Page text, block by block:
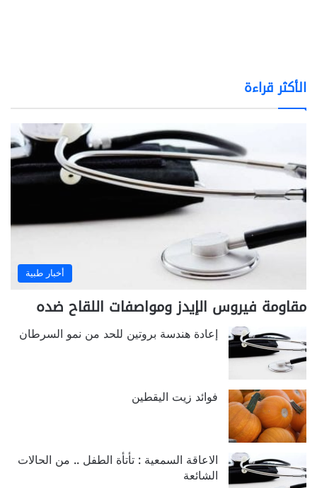
الأكثر قراءة
أخبار طبية
مقاومة فيروس الإيدز ومواصفات اللقاح ضده
إعادة هندسة بروتين للحد من نمو السرطان
فوائد زيت اليقطين
الاعاقة السمعية : تأتأة الطفل .. من الحالات
الشائعة